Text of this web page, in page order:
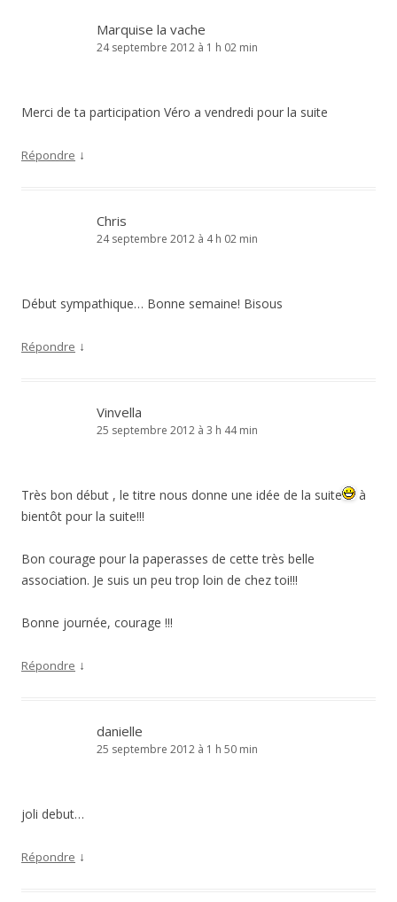
Marquise la vache
24 septembre 2012 à 1 h 02 min
Merci de ta participation Véro a vendredi pour la suite
Répondre ↓
Chris
24 septembre 2012 à 4 h 02 min
Début sympathique… Bonne semaine! Bisous
Répondre ↓
Vinvella
25 septembre 2012 à 3 h 44 min
Très bon début , le titre nous donne une idée de la suite
à
bientôt pour la suite!!!
Bon courage pour la paperasses de cette très belle
association. Je suis un peu trop loin de chez toi!!!
Bonne journée, courage !!!
Répondre ↓
danielle
25 septembre 2012 à 1 h 50 min
joli debut…
Répondre ↓